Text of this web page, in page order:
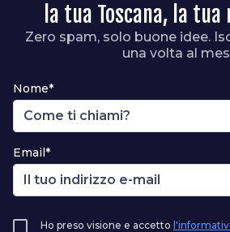
la tua Toscana, la
Zero spam, solo buone idee.
una volta al
Nome*
Email*
Ho preso visione e accetto